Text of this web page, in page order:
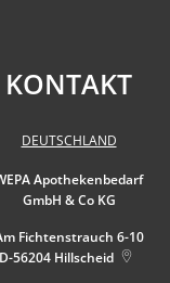
KONTAKT
DEUTSCHLAND
Apothekenbedarf
GmbH & Co KG
Fichtenstrauch 6-10
D-56204 Hillscheid